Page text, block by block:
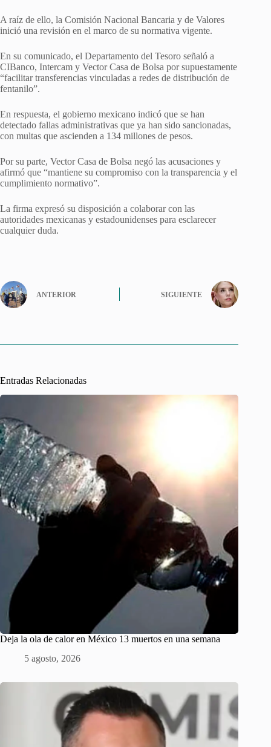
A raíz de ello, la Comisión Nacional Bancaria y de Valores
inició una revisión en el marco de su normativa vigente.
En su comunicado, el Departamento del Tesoro señaló a
CIBanco, Intercam y Vector Casa de Bolsa por supuestamente
“facilitar transferencias vinculadas a redes de distribución de
fentanilo”.
En respuesta, el gobierno mexicano indicó que se han
detectado fallas administrativas que ya han sido sancionadas,
con multas que ascienden a 134 millones de pesos.
Por su parte, Vector Casa de Bolsa negó las acusaciones y
afirmó que “mantiene su compromiso con la transparencia y el
cumplimiento normativo”.
La firma expresó su disposición a colaborar con las
autoridades mexicanas y estadounidenses para esclarecer
cualquier duda.
ANTERIOR SIGUIENTE
Entradas Relacionadas
Deja la ola de calor en México 13 muertos en una semana
5 agosto, 2026